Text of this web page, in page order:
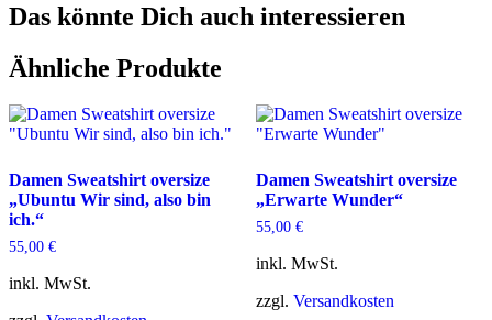
Das könnte Dich auch interessieren
Ähnliche Produkte
Damen Sweatshirt oversize
„Ubuntu Wir sind, also bin
ich.“
55,00 €
inkl. MwSt.
Damen Sweatshirt oversize
„Erwarte Wunder“
55,00 €
inkl. MwSt.
zzgl. Versandkosten